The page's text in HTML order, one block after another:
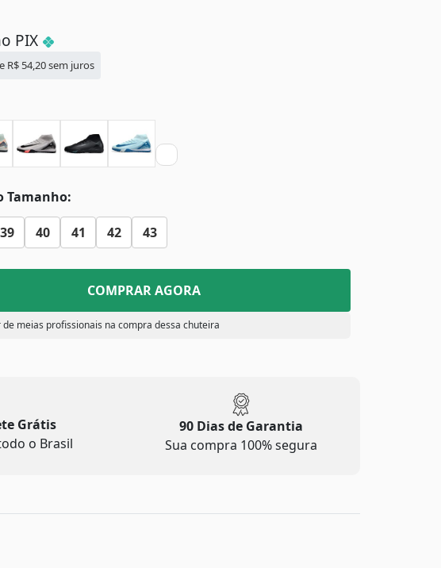
PIX
R$ 54,20sem juros
Tamanho:
39 40 41 42 43
COMPRAR AGORA
de meias profissionais na compra dessa chuteira
Grátis
o Brasil
90 Dias de Garantia
Sua compra 100% segura